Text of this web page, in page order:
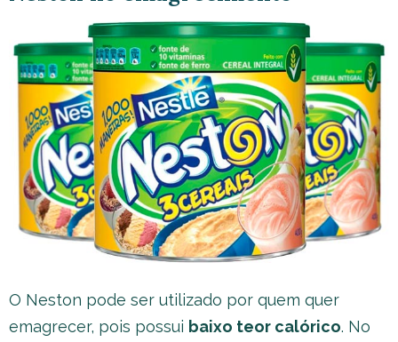
O Neston pode ser utilizado por quem quer
emagrecer, pois possui baixo teor calórico. No